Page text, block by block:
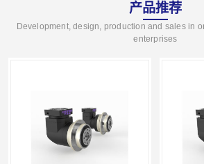
产品推荐
Development, design, production and sales in
enterprises